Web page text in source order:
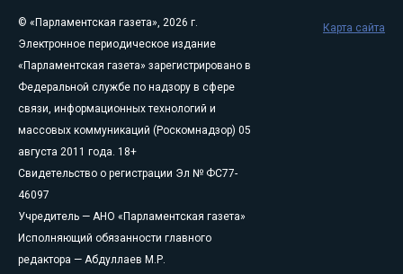
© «Парламентская газета», 2026 г.
Электронное периодическое издание
«Парламентская газета» зарегистрировано в
Федеральной службе по надзору в сфере
связи, информационных технологий и
массовых коммуникаций (Роскомнадзор) 05
августа 2011 года. 18+
Свидетельство о регистрации Эл № ФС77-
46097
Учредитель — АНО «Парламентская газета»
Исполняющий обязанности главного
редактора — Абдуллаев М.Р.
Карта сайта